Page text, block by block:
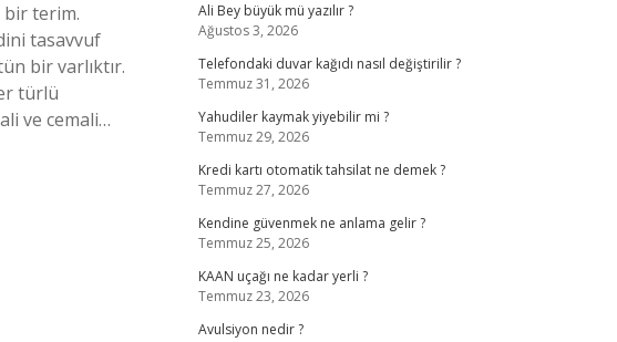
bir terim.
tasavvuf
bir varlıktır.
türlü
ve cemali…
Ali Bey büyük mü yazılır ?
Ağustos 3, 2026
Telefondaki duvar kağıdı nasıl değiştirilir ?
Temmuz 31, 2026
Yahudiler kaymak yiyebilir mi ?
Temmuz 29, 2026
Kredi kartı otomatik tahsilat ne demek ?
Temmuz 27, 2026
Kendine güvenmek ne anlama gelir ?
Temmuz 25, 2026
KAAN uçağı ne kadar yerli ?
Temmuz 23, 2026
Avulsiyon nedir ?